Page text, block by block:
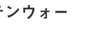
ンウォー